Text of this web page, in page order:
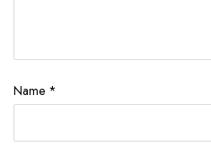
Name *